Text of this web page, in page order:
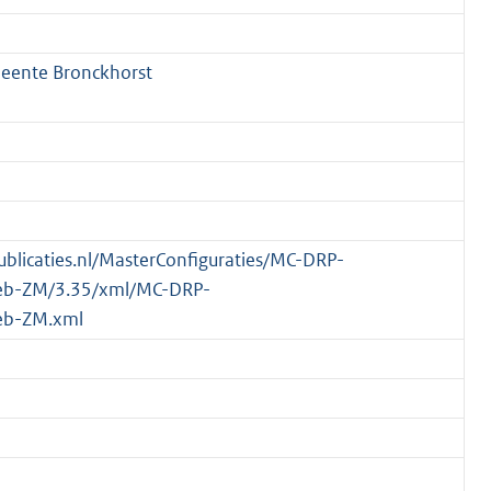
Bronckhorst
MasterConfiguraties/MC-DRP-
ZM/3.35/xml/MC-DRP-
ZM.xml